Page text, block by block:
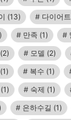
(13) 다이어트
만족 (1)
(2) 모델 (2)
(1) 복수 (1)
(1) 숙제 (1)
은하수길 (1)